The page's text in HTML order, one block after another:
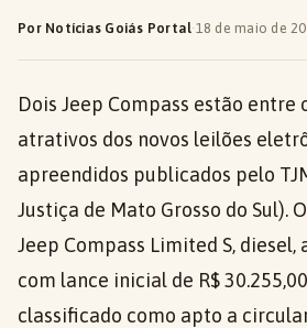
Por Notícias Goiás Portal·18 de maio de
Dois Jeep Compass estão entre
atrativos dos novos leilões
apreendidos publicados pelo
Justiça de Mato Grosso do Sul).
Jeep Compass Limited S, diesel,
com lance inicial de R$
classificado como apto a